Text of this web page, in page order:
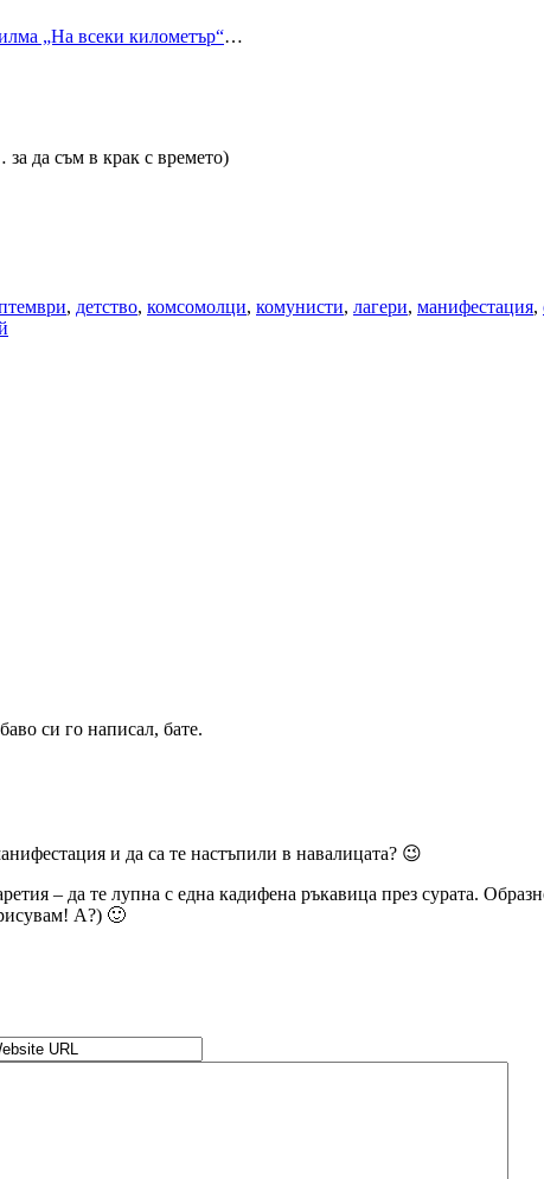
„На всеки километър“…
да съм в крак с времето)
, детство, комсомолци, комунисти, лагери, манифестация,
си го написал, бате.
и да са те настъпили в навалицата? 😉
– да те лупна с една кадифена ръкавица през сурата.
А?) 🙂